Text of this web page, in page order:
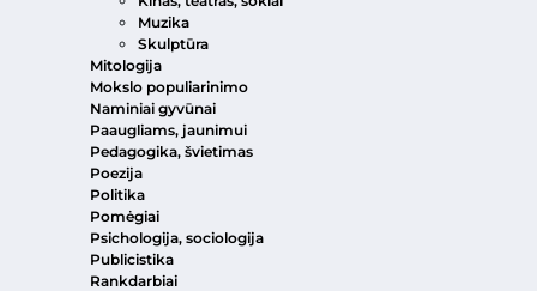
Muzika
Skulptūra
Mitologija
Mokslo populiarinimo
Naminiai gyvūnai
Paaugliams, jaunimui
Pedagogika, švietimas
Poezija
Politika
Pomėgiai
Psichologija, sociologija
Publicistika
Rankdarbiai